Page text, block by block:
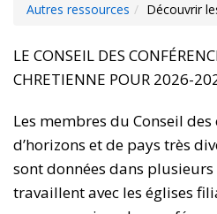
Autres ressources Découvrir
LE CONSEIL DES
CHRETIENNE POUR 2026-
Les membres du Conseil
d’horizons et de pays très
sont données dans
travaillent avec les églises